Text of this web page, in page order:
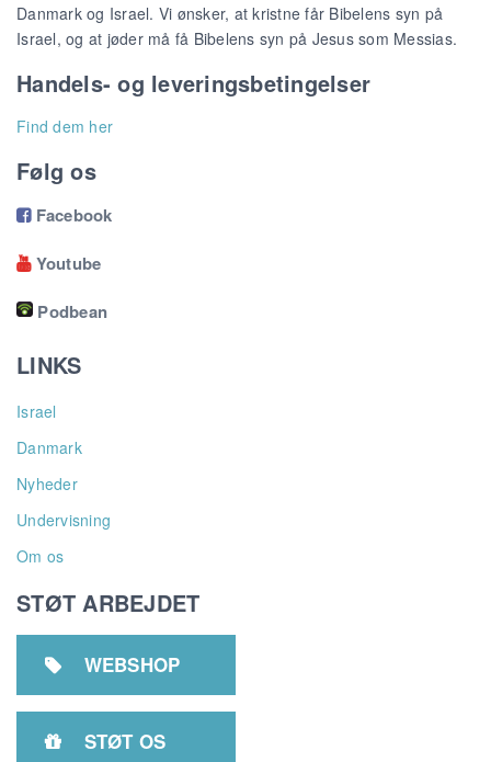
Danmark og Israel. Vi ønsker, at kristne får Bibelens syn på
Israel, og at jøder må få Bibelens syn på Jesus som Messias.
Handels- og leveringsbetingelser
Find dem her
Følg os
Facebook
Youtube
Podbean
LINKS
Israel
Danmark
Nyheder
Undervisning
Om os
STØT ARBEJDET
 WEBSHOP
 STØT OS